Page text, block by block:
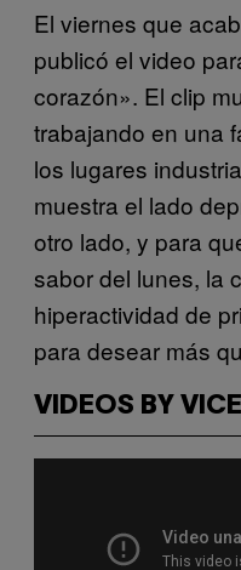
El viernes que
publicó el video
corazón». El clip
trabajando en una
los lugares
muestra el lado
otro lado, y para
sabor del lunes, la
hiperactividad de
para desear más
VIDEOS BY VICE